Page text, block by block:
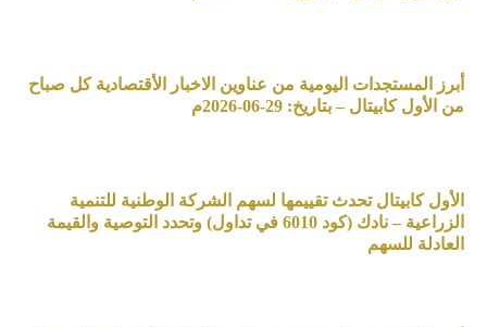
أبرز المستجدات اليومية من عناوين الاخبار الأقتصادية كل صباح
من الأول كابيتال – بتاريخ: 29-06-2026م
الأول كابيتال تحدث تقييمها لسهم الشركة الوطنية للتنمية
الزراعية – نادك (كود 6010 في تداول) وتحدد التوصية والقيمة
العادلة للسهم